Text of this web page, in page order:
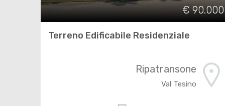
€ 90.000
Terreno Edificabile Residenziale
Ripatransone
Val Tesino